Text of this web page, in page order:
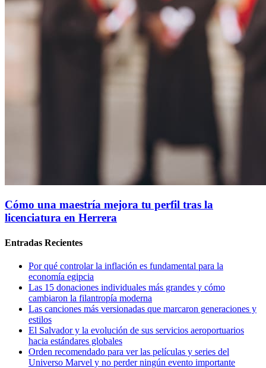
Cómo una maestría mejora tu perfil tras la
licenciatura en Herrera
Entradas Recientes
Por qué controlar la inflación es fundamental para la
economía egipcia
Las 15 donaciones individuales más grandes y cómo
cambiaron la filantropía moderna
Las canciones más versionadas que marcaron generaciones y
estilos
El Salvador y la evolución de sus servicios aeroportuarios
hacia estándares globales
Orden recomendado para ver las películas y series del
Universo Marvel y no perder ningún evento importante